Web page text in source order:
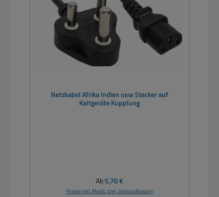
Netzkabel Afrika Indien usw Stecker auf
Kaltgeräte Kupplung
Regulärer Preis:
Ab5,70 €
Preise inkl. MwSt. zzgl. Versandkosten